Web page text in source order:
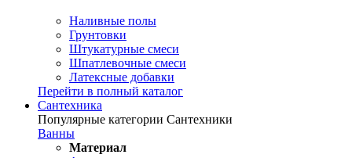
Наливные полы
Грунтовки
Штукатурные смеси
Шпатлевочные смеси
Латексные добавки
Перейти в полный каталог
Сантехника
Популярные категории Сантехники
Ванны
Материал